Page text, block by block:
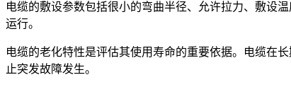
电缆的敷设参数包括很小的弯曲半径、允许拉力、敷设
运行。
电缆的老化特性是评估其使用寿命的重要依据。电缆在
止突发故障发生。